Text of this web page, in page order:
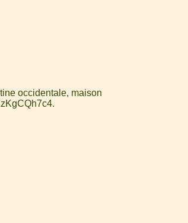
occidentale, maison
.